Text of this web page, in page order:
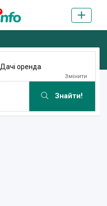
Дачі оренда
Змінити
Знайти!